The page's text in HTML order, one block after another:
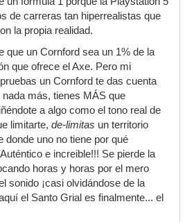
de un Cornford (que es un 1%
el Axe-FX) ya valdría la pena la
de carreras tan hiperrealistas que
la propia realidad.
que un Cornford sea un 1% de la
que ofrece el Axe. Pero mi
un Cornford te das cuenta
más, tienes MÁS que
a algo como el tono real de
limitarte, de-limitas un territorio
donde uno no tiene por qué
e increible!!! Se pierde la
horas y horas por el mero
sonido ¡casi olvidándose de la
el Santo Grial es finalmente... el